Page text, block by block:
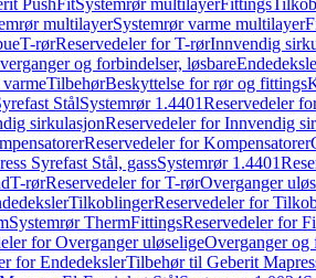
PushFitSystemrør multilayerFittings
multilayerSystemrør varme multilayer
T-rørReservedeler for T-rørInnvendig
og forbindelser, løsbare
TilbehørBeskyttelse for rør og fittings
StålSystemrør 1.4401Reservedeler
sirkulasjonReservedeler for Innvendig
Reservedeler for Kompensatorer
Syrefast Stål, gassSystemrør 1.4401
T-rørReservedeler for T-rørOverganger
TilkoblingerReservedeler for
Systemrør ThermFittingsReservedeler for
for Overganger uløseligeOverganger og
for EndedekslerTilbehør til Geberit